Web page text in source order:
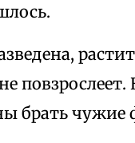
повзрослеет.
брать чужие